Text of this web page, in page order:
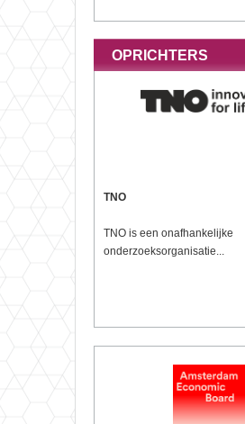
OPRICHTERS
TNO
TNO is een onafhankelijke
onderzoeksorganisatie...